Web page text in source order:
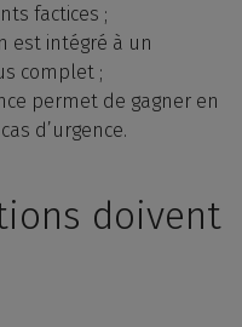
factices ;
est intégré à un
complet ;
permet de gagner en
d’urgence.
doivent